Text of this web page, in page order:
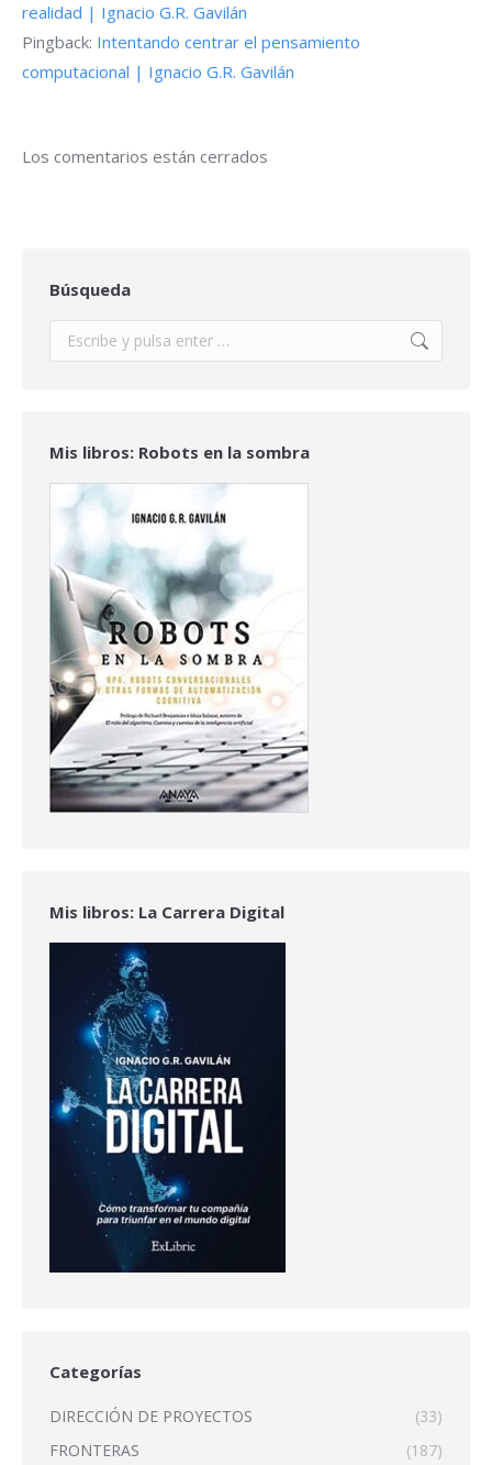
realidad | Ignacio G.R. Gavilán
Pingback: Intentando centrar el pensamiento
computacional | Ignacio G.R. Gavilán
Los comentarios están cerrados
Búsqueda
Buscar:
Mis libros: Robots en la sombra
Mis libros: La Carrera Digital
Categorías
DIRECCIÓN DE PROYECTOS
(33)
FRONTERAS
(187)